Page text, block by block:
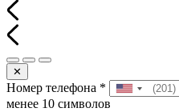
✕
Номер телефона *
менее 10 символов